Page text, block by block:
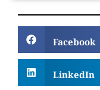
Facebook
LinkedIn